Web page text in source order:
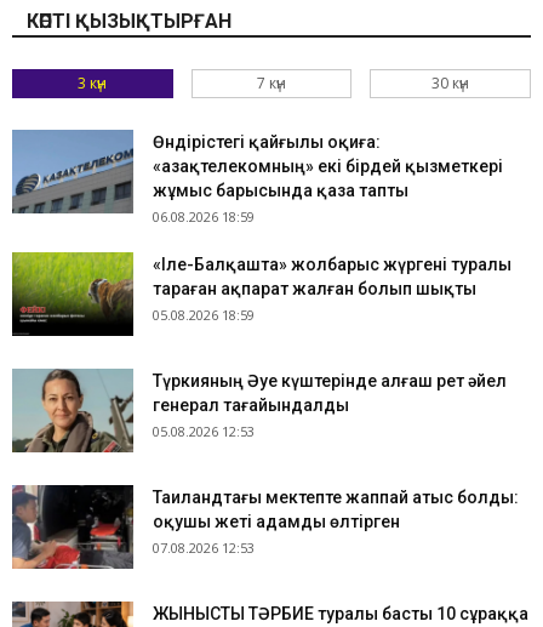
КӨПТІ ҚЫЗЫҚТЫРҒАН
3 күн 7 күн 30 күн
Өндірістегі қайғылы оқиға:
«Қазақтелекомның» екі бірдей қызметкері
жұмыс барысында қаза тапты
06.08.2026 18:59
«Іле-Балқашта» жолбарыс жүргені туралы
тараған ақпарат жалған болып шықты
05.08.2026 18:59
Түркияның Әуе күштерінде алғаш рет әйел
генерал тағайындалды
05.08.2026 12:53
Таиландтағы мектепте жаппай атыс болды:
оқушы жеті адамды өлтірген
07.08.2026 12:53
ЖЫНЫСТЫҚ ТӘРБИЕ туралы басты 10 сұраққа